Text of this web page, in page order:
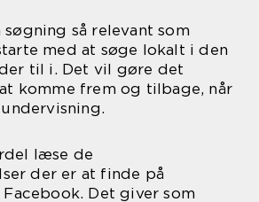
så relevant som
med at søge lokalt i den
til i. Det vil gøre det
komme frem og tilbage, når
læse de
der er at finde på
Det giver som